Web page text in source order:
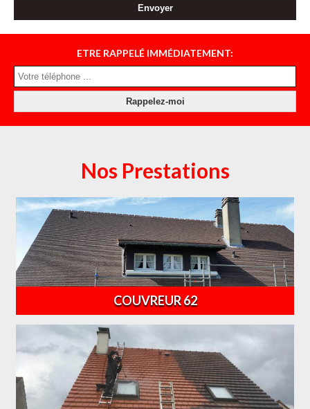
ETRE RAPPELÉ IMMÉDIATEMENT:
Nos Prestations
COUVREUR 62